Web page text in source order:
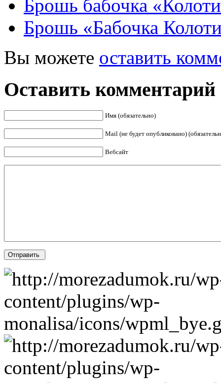
Брошь бабочка
Брошь «Бабочка
Вы можете оставить
Оставить комментарий
Имя (обязательно)
Mail (не будет опубликовано)
Вебсайт